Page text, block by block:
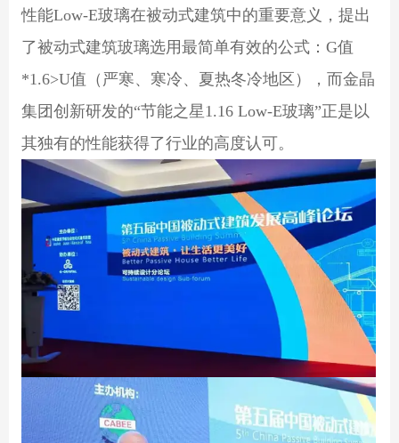
性能Low-E玻璃在被动式建筑中的重要意义，提出
了被动式建筑玻璃选用最简单有效的公式：G值
*1.6>U值（严寒、寒冷、夏热冬冷地区），而金晶
集团创新研发的“节能之星1.16 Low-E玻璃”正是以
其独有的性能获得了行业的高度认可。